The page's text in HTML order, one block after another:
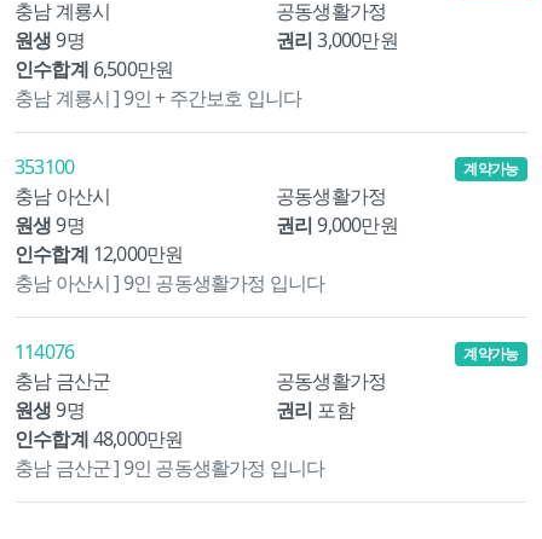
충남 계룡시
공동생활가정
원생 9명 권리 3,000만원
인수합계 6,500만원
충남 계룡시 ] 9인 + 주간보호 입니다
353100
충남 아산시
공동생활가정
원생 9명 권리 9,000만원
인수합계 12,000만원
계약가능
충남 아산시 ] 9인 공동생활가정 입니다
114076
충남 금산군
공동생활가정
원생 9명 권리 포함
인수합계48,000만원
계약가능
충남 금산군 ] 9인 공동생활가정 입니다